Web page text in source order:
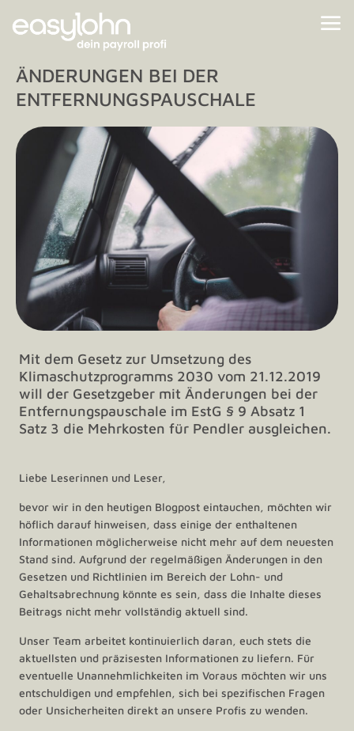
ÄNDERUNGEN BEI DER
ENTFERNUNGSPAUSCHALE
Mit dem Gesetz zur Umsetzung des
Klimaschutzprogramms 2030 vom 21.12.2019
will der Gesetzgeber mit Änderungen bei der
Entfernungspauschale im EstG § 9 Absatz 1
Satz 3 die Mehrkosten für Pendler ausgleichen.
Liebe Leserinnen und Leser,
bevor wir in den heutigen Blogpost eintauchen, möchten wir
höflich darauf hinweisen, dass einige der enthaltenen
Informationen möglicherweise nicht mehr auf dem neuesten
Stand sind. Aufgrund der regelmäßigen Änderungen in den
Gesetzen und Richtlinien im Bereich der Lohn- und
Gehaltsabrechnung könnte es sein, dass die Inhalte dieses
Beitrags nicht mehr vollständig aktuell sind.
Unser Team arbeitet kontinuierlich daran, euch stets die
aktuellsten und präzisesten Informationen zu liefern. Für
eventuelle Unannehmlichkeiten im Voraus möchten wir uns
entschuldigen und empfehlen, sich bei spezifischen Fragen
oder Unsicherheiten direkt an unsere Profis zu wenden.